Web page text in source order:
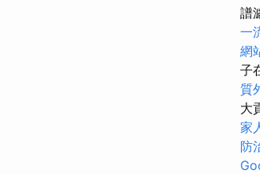
譜
一
網
子
質
大
家
防